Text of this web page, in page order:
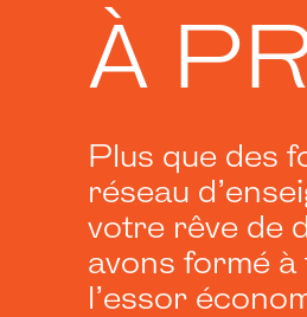
À
Plus que des
réseau
votre rêve de
avons formé
l’essor